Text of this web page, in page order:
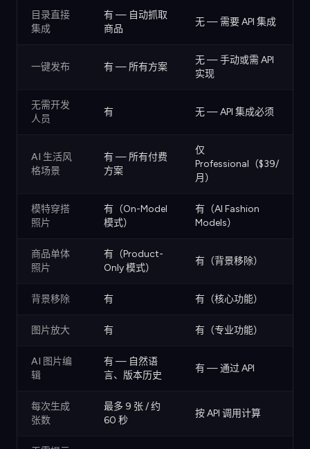
目录直接
集成
有 — 自动抓取
商品
无 — 需要 API 集成
一键发布 有 — 所有方案
无 — 手动或需 API
实现
无需开发
人员
有 无 — API 集成必须
AI 生活风
格场景
有 — 所有付费
方案
仅
Professional（$39/
月）
模特穿搭
照片
有（On-Model
模式）
有（AI Fashion
Models）
商品单体
照片
有（Product-
Only 模式）
有（背景移除）
背景移除 有 有（核心功能）
图片放大 有 有（专业功能）
AI 图片编
辑
有 — 自然语
言、版本历史
有 — 通过 API
每次生成
张数
最多 9 张 / 约
60 秒
按 API 调用计算